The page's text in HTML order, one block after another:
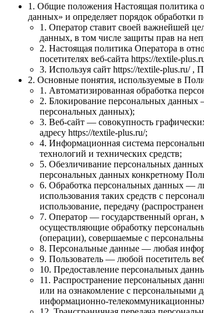
1. Общие положения Настоящая политика
данных» и определяет порядок
1. Оператор ставит своей важнейшей
данных, в том числе защиты прав на
2. Настоящая политика Оператора в
посетителях веб-сайта https://textile-
3. Используя сайт https://textile-plus.ru/ ,
2. Основные понятия, используемые в
1. Автоматизированная обработка
2. Блокирование персональных данных
персональных данных);
3. Веб-сайт — совокупность
адресу https://textile-plus.ru/;
4. Информационная система
технологий и технических средств;
5. Обезличивание персональных
персональных данных конкретному
6. Обработка персональных данных —
использования таких средств с
использование, передачу
7. Оператор — государственный орган,
осуществляющие обработку
(операции), совершаемые с
8. Персональные данные — любая
9. Пользователь — любой посетитель
10. Предоставление персональных
11. Распространение персональных
или на ознакомление с персональными
информационно-